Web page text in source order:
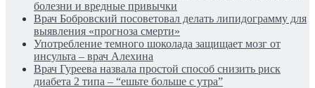
болезни и вредные привычки
Врач Бобровский посоветовал делать липидограмму для
выявления «прогноза смерти»
Употребление темного шоколада защищает мозг от
инсульта – врач Алехина
Врач Гуреева назвала простой способ снизить риск
диабета 2 типа – “ешьте больше с утра”